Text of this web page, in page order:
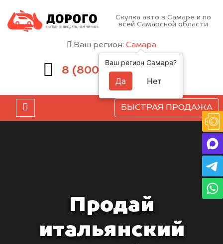
Скупка авто в Самаре и по
всей Самарской области
Ваш регион: Самара
8 (800) 551-81-15
БЫСТРАЯ ПРОДАЖА
Продай
итальянский
Ваш регион Самара?
Да Нет